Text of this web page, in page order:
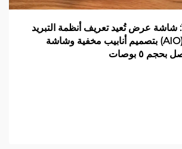
أوجي YC360-G: شاشة عرض تُعيد تعريف أنظمة التبريد
السائل المدمجة (AIO) بتصميم أنابيب مخفية وشاشة